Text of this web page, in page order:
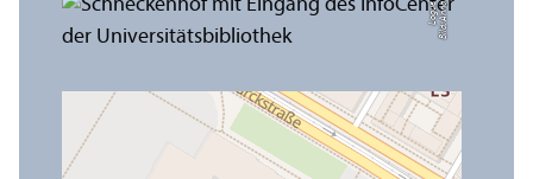
Bil
d:
A
n
n
a
L
o
g
u
e